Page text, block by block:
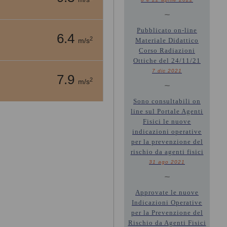
6.4 m/s2
7.9 m/s2
~
Pubblicato on-line
Materiale Didattico
Corso Radiazioni
Ottiche del 24/11/21
7 dic 2021
~
Sono consultabili on
line sul Portale Agenti
Fisici le nuove
indicazioni operative
per la prevenzione del
rischio da agenti fisici
31 ago 2021
~
Approvate le nuove
Indicazioni Operative
per la Prevenzione del
Rischio da Agenti Fisici